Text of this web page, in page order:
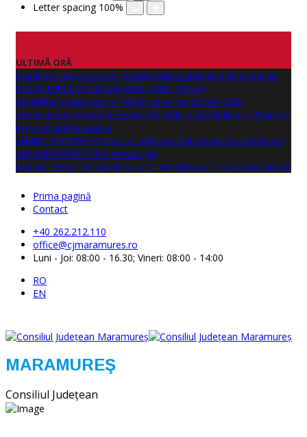
Letter spacing 100%
ULTIMĂ ORĂ
Lucrări de montare grinzi prefabricate la obiectivul de investitie
PASAJ CLUBUL VĂCARILOR (BAIA MARE - RECEA)
Programul pentru școli al României an școlar 2024-2025
Cărțile de identitate electronice și simple, disponibile din 10 iunie și
în municipiul Baia Mare
ANUNŢ IMPORTANT! Consiliul Județean Maramureș își desfășoară
activitatea într-un sediu temporar.
Numărul 262 al revistei de cultură "Nord Literar" își așteaptă cititorii
Prima pagină
Contact
+40 262.212.110
office@cjmaramures.ro
Luni - Joi: 08:00 - 16.30; Vineri: 08:00 - 14:00
RO
EN
MARAMUREŞ
Consiliul Judeţean